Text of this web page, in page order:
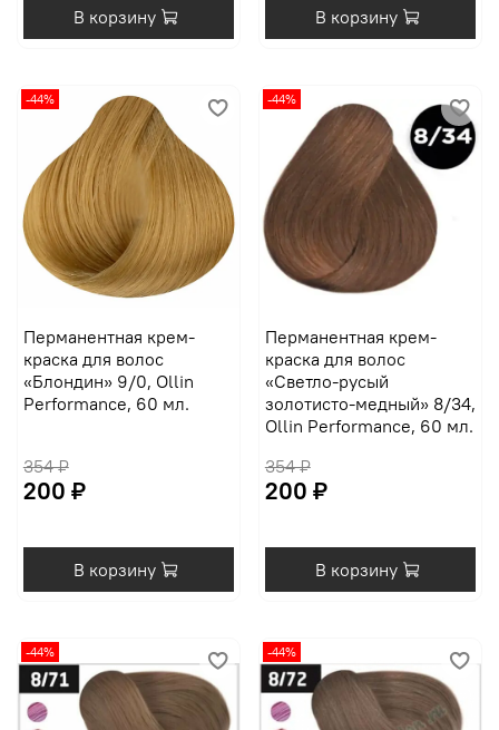
В корзину В корзину
-44%
Перманентная крем-
краска для волос
«Блондин» 9/0, Ollin
Performance, 60 мл.
354 ₽
200 ₽
В корзину
-44%
Перманентная крем-
краска для волос
«Светло-русый
золотисто-медный» 8/34,
Ollin Performance, 60 мл.
354 ₽
200 ₽
В корзину
-44% -44%